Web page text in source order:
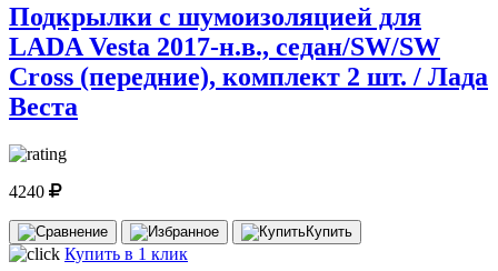
Подкрылки с шумоизоляцией для
LADA Vesta 2017-н.в., седан/SW/SW
Cross (передние), комплект 2 шт. / Лада
Веста
4240
Купить
Купить в 1 клик